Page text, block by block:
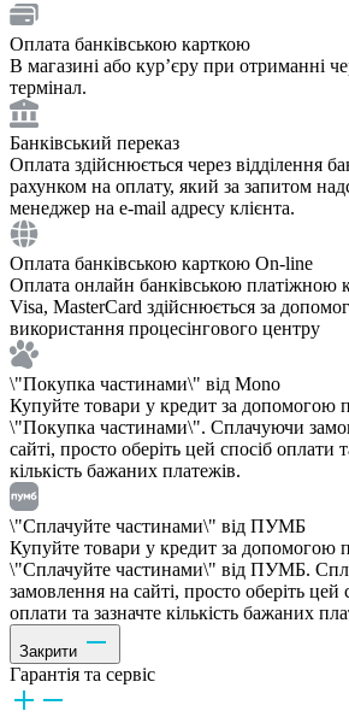
Оплата банківською карткою
В магазині або курʼєру при отриманні
термінал.
Банківський переказ
Оплата здійснюється через відділення
рахунком на оплату, який за запитом
менеджер на e-mail адресу клієнта.
Оплата банківською карткою On-line
Оплата онлайн банківською платіжною
Visa, MasterCard здійснюється за
використання процесінгового центру
\"Покупка частинами\" від Mono
Купуйте товари у кредит за допомогою
\"Покупка частинами\". Сплачуючи
сайті, просто оберіть цей спосіб оплати
кількість бажаних платежів.
\"Сплачуйте частинами\" від ПУМБ
Купуйте товари у кредит за допомогою
\"Сплачуйте частинами\" від ПУМБ.
замовлення на сайті, просто оберіть цей
оплати та зазначте кількість бажаних
Закрити
Гарантія та сервіс